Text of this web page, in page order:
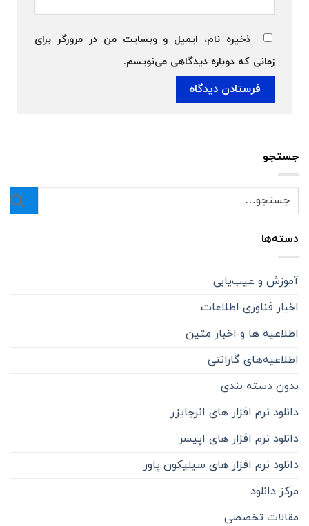
ذخیره نام، ایمیل و وبسایت من در مرورگر برای
زمانی که دوباره دیدگاهی می‌نویسم.
جستجو
دسته‌ها
آموزش و عیب‌یابی
اخبار فناوری اطلاعات
اطلاعیه ها و اخبار متین
اطلاعیه‌‌های گارانتی
بدون دسته بندی
دانلود نرم افزار های انرجایزر
دانلود نرم افزار های اپیسر
دانلود نرم افزار های سیلیکون پاور
مرکز دانلود
مقالات تخصصی